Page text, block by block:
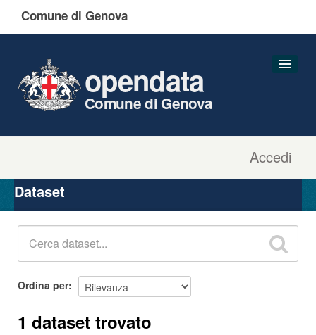
Comune di Genova
Accedi
opendata
Comune di Genova
Organizzazioni
Gruppi
Dataset
Ordina per
1 dataset trovato